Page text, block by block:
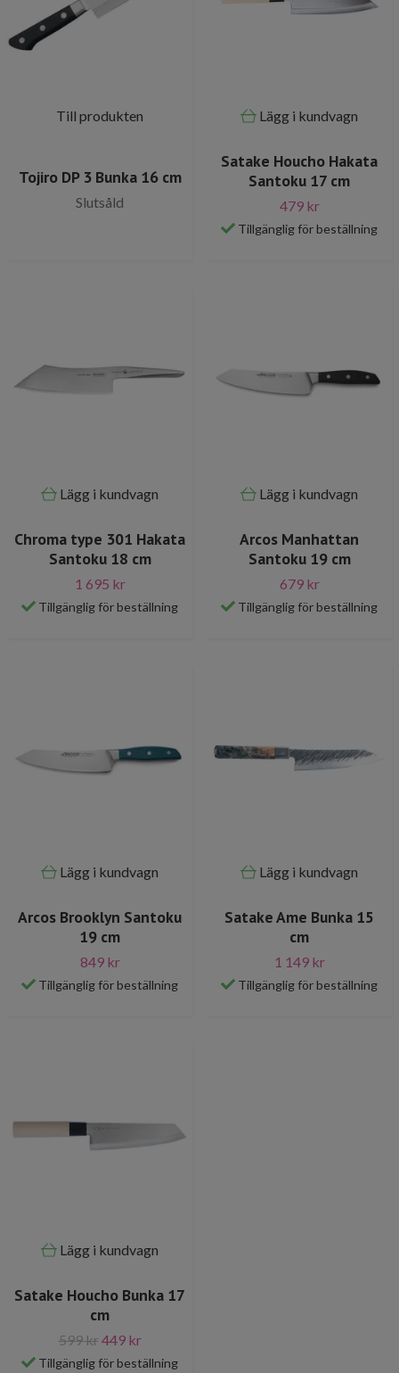
Till produkten
Tojiro DP 3 Bunka 16 cm
Slutsåld
Lägg i kundvagn
Satake Houcho Hakata
Santoku 17 cm
479 kr
Tillgänglig för beställning
Lägg i kundvagn
Chroma type 301 Hakata
Santoku 18 cm
1 695 kr
Tillgänglig för beställning
Lägg i kundvagn
Arcos Manhattan
Santoku 19 cm
679 kr
Tillgänglig för beställning
Lägg i kundvagn
Arcos Brooklyn Santoku
19 cm
849 kr
Tillgänglig för beställning
Lägg i kundvagn
Satake Ame Bunka 15
cm
1 149 kr
Tillgänglig för beställning
Lägg i kundvagn
Satake Houcho Bunka 17
cm
599 kr 449 kr
Tillgänglig för beställning